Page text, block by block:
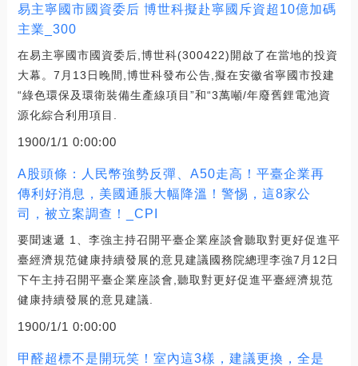
易主寧國市國資委后 博世科擬赴寧國斥資超10億加碼
主業_300
在易主寧國市國資委后,博世科(300422)開啟了在當地的投資
大幕。7月13日晚間,博世科發布公告,擬在安徽省寧國市投建
“綠色環保及環衛裝備生產線項目”和“3萬噸/年廢舊鋰電池資
源化綜合利用項目.
1900/1/1 0:00:00
A股頭條：人民幣強勢反彈、A50走高！平臺企業再
傳利好消息，美國通脹大幅降溫！警惕，這8家公
司，被立案調查！_CPI
要聞速遞 1、李強主持召開平臺企業座談會聽取對更好促進平
臺經濟規范健康持續發展的意見建議國務院總理李強7月12日
下午主持召開平臺企業座談會,聽取對更好促進平臺經濟規范
健康持續發展的意見建議.
1900/1/1 0:00:00
甲醛超標不是開玩笑！室內這3樣，建議更換，全是